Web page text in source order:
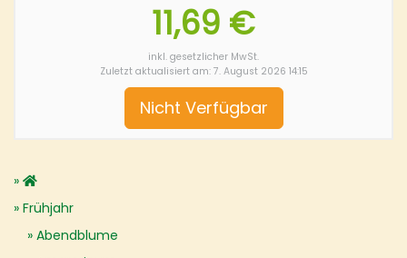
11,69 €
inkl. gesetzlicher MwSt.
Zuletzt aktualisiert am: 7. August 2026 14:15
Nicht Verfügbar
Frühjahr
Abendblume